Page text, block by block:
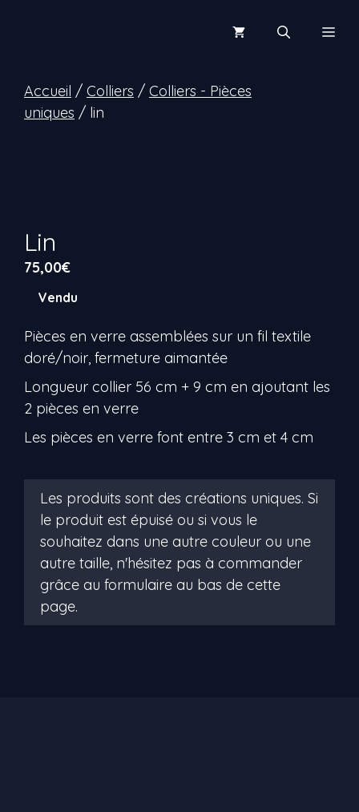
Accueil / Colliers / Colliers - Pièces
uniques / lin
Lin
75,00€
Vendu
Pièces en verre assemblées sur un fil textile
doré/noir, fermeture aimantée
Longueur collier 56 cm + 9 cm en ajoutant les
2 pièces en verre
Les pièces en verre font entre 3 cm et 4 cm